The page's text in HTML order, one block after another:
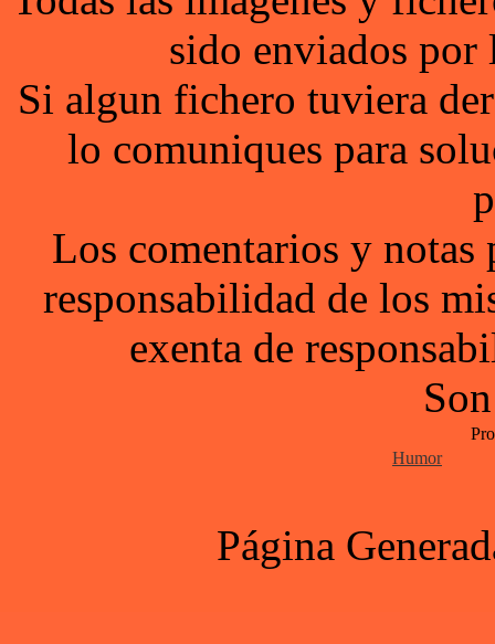
sido enviados por
Si algun fichero tuviera
lo comuniques para
Los comentarios y notas
responsabilidad de los
exenta de
Humor
Página